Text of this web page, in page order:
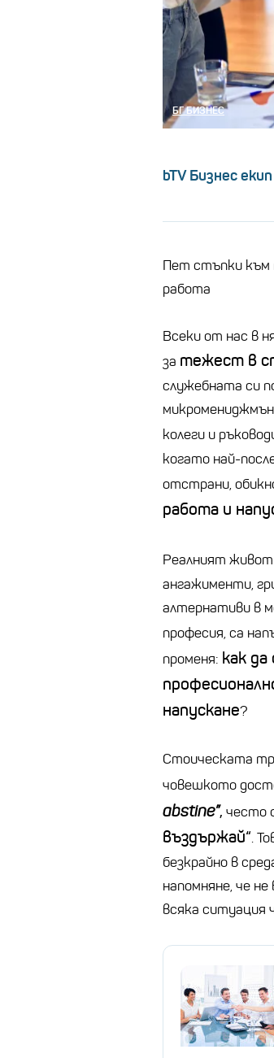
БГ БИЗНЕС
bTV Бизнес екип
Пет стъпки към
работа
Всеки от нас в
за тежест в
служебната си
колеги и
когато най-
отстрани,
работа и
Реалният живот
ангажименти,
алтернативи в
професия, са
променя: как
напускане?
Стоическата
човешкото
abstine”, често
въздържай“.
безкрайно в
напомняне, че
всяка ситуация